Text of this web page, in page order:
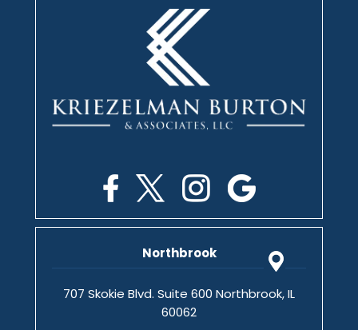
Northbrook
707 Skokie Blvd. Suite 600 Northbrook, IL
60062